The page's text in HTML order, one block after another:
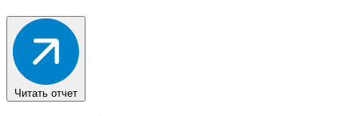
Читать отчет